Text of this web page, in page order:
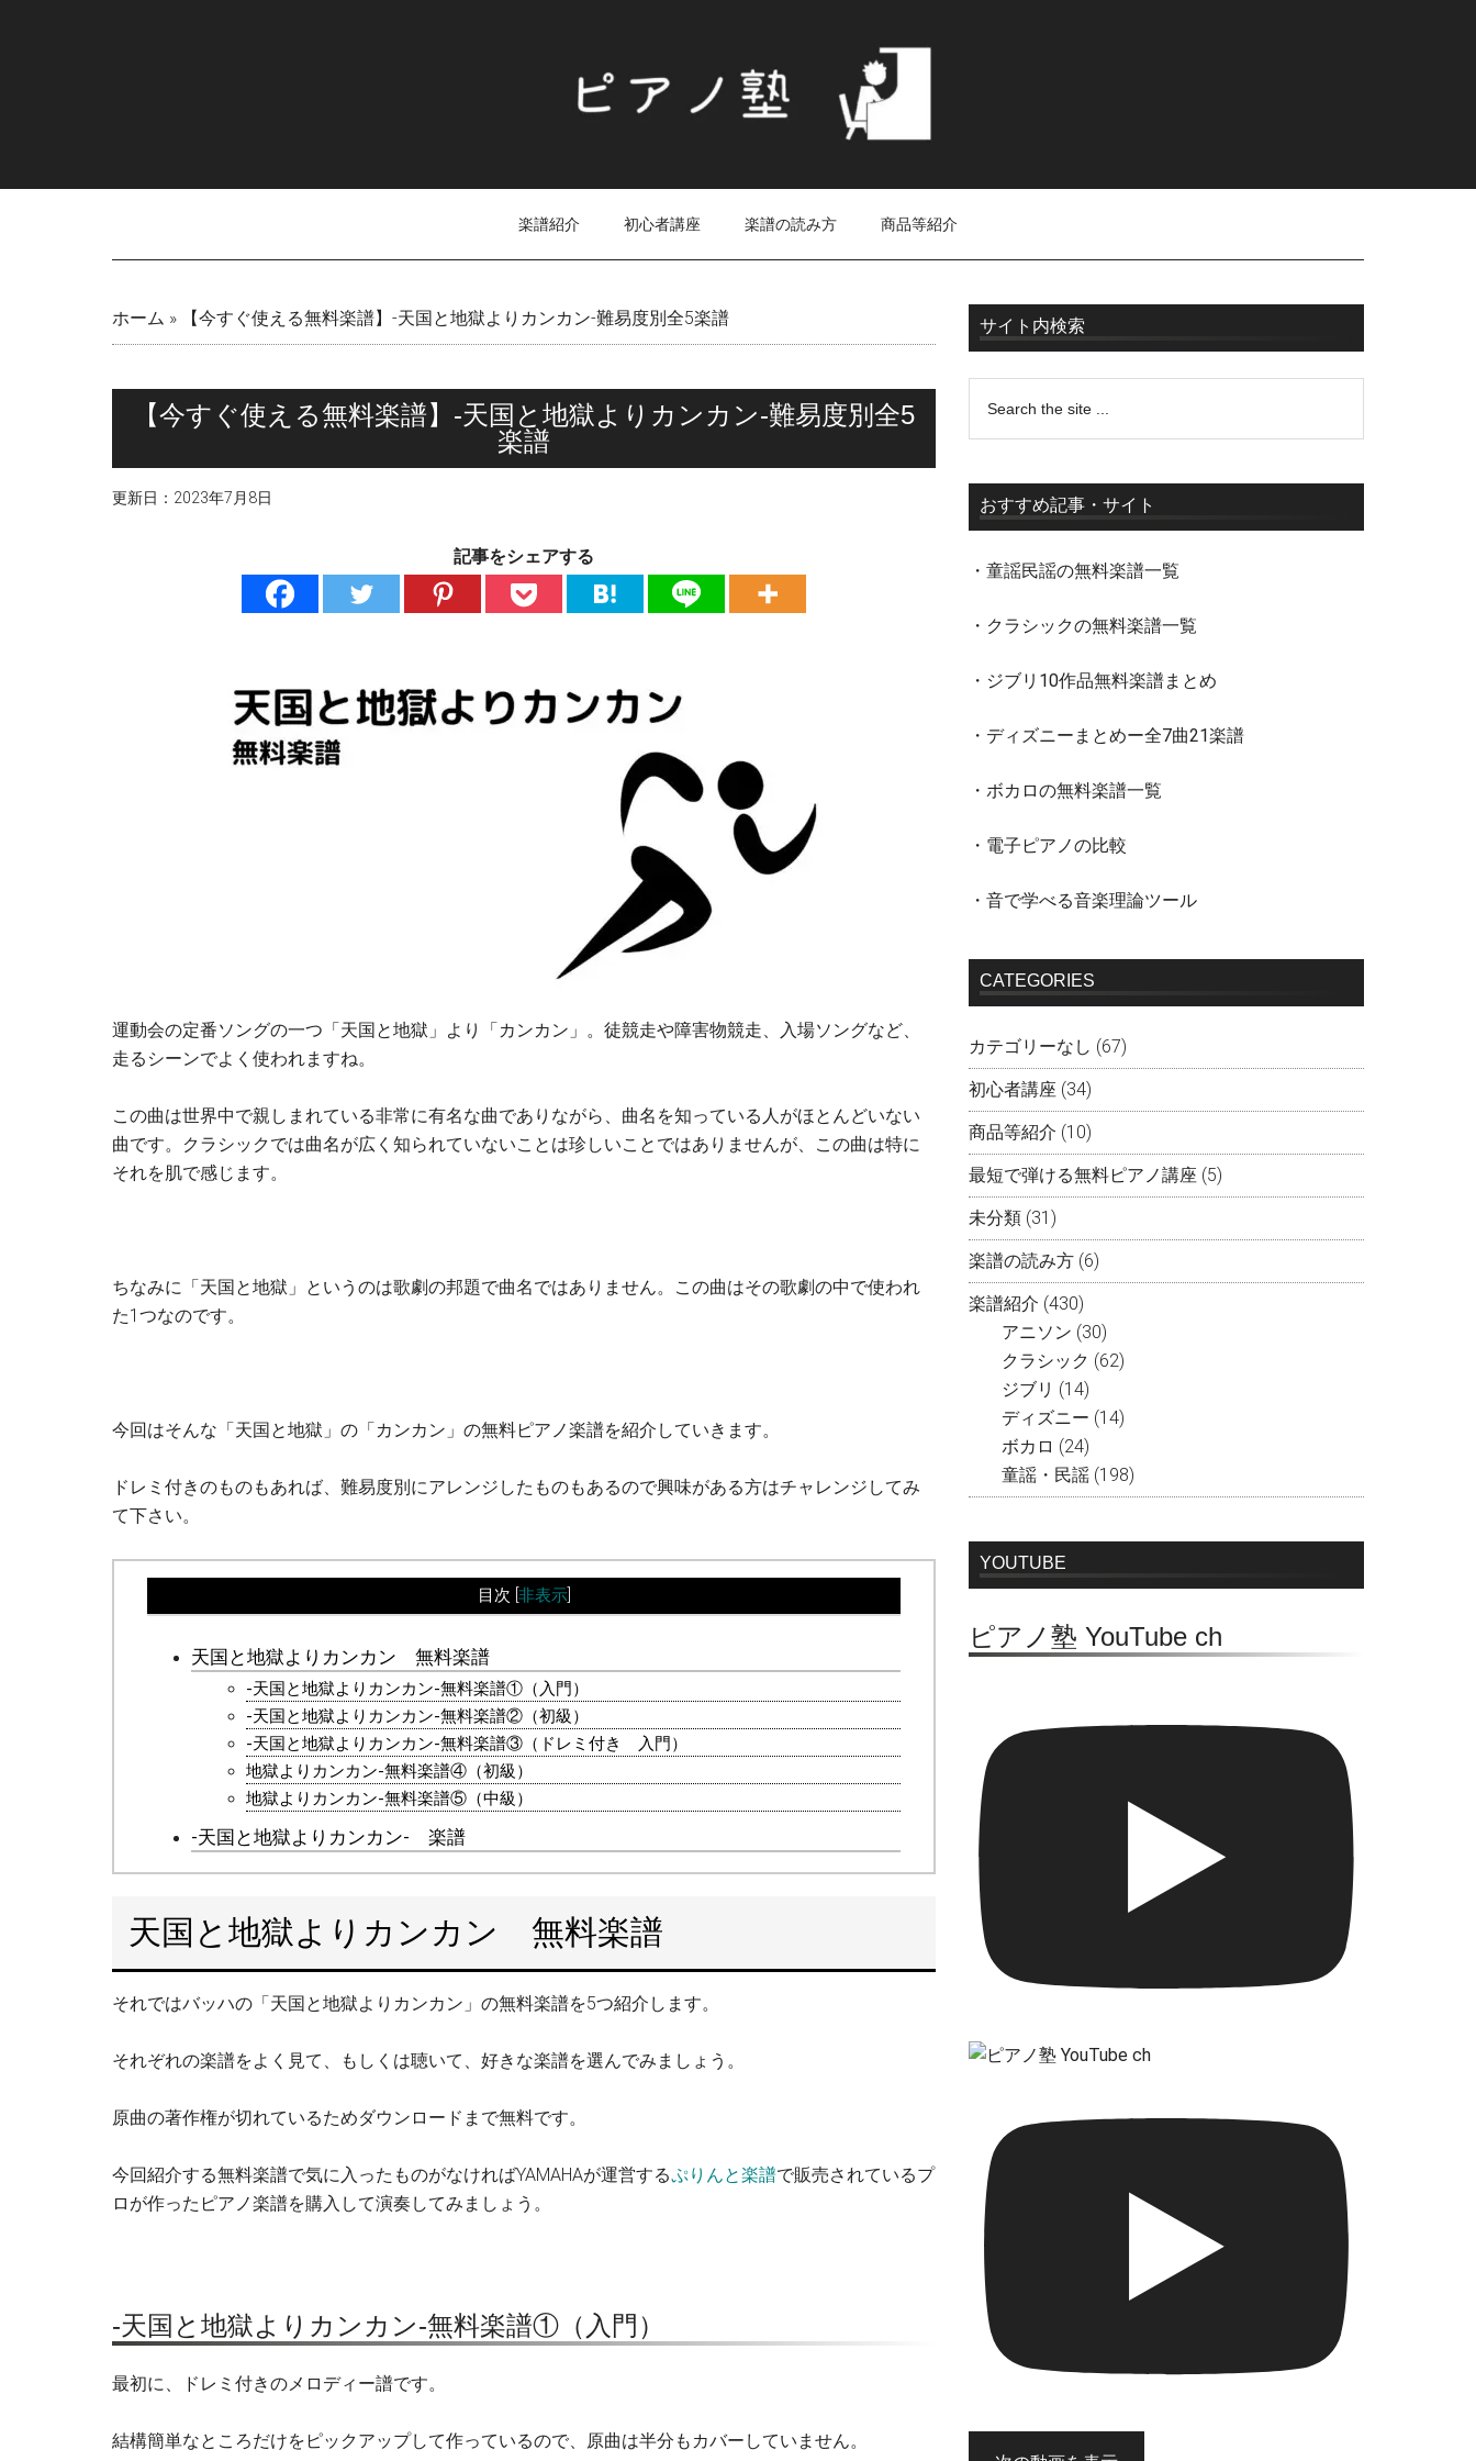
楽譜紹介 初心者講座 楽譜の読み方 商品等紹介
ホーム » 【今すぐ使える無料楽譜】-天国と地獄よりカンカン-難易度別全5楽譜
【今すぐ使える無料楽譜】-天国と地獄よりカンカン-難易度別全5
楽譜
更新日： 2023年7月8日
記事をシェアする
運動会の定番ソングの一つ「天国と地獄」より「カンカン」。徒競走や障害物競走、入場ソングなど、
走るシーンでよく使われますね。
この曲は世界中で親しまれている非常に有名な曲でありながら、曲名を知っている人がほとんどいない
曲です。クラシックでは曲名が広く知られていないことは珍しいことではありませんが、この曲は特に
それを肌で感じます。
ちなみに「天国と地獄」というのは歌劇の邦題で曲名ではありません。この曲はその歌劇の中で使われ
た1つなのです。
今回はそんな「天国と地獄」の「カンカン」の無料ピアノ楽譜を紹介していきます。
ドレミ付きのものもあれば、難易度別にアレンジしたものもあるので興味がある方はチャレンジしてみ
て下さい。
目次 非表示]
天国と地獄よりカンカン 無料楽譜
-天国と地獄よりカンカン-無料楽譜①（入門）
-天国と地獄よりカンカン-無料楽譜②（初級）
-天国と地獄よりカンカン-無料楽譜③（ドレミ付き 入門）
地獄よりカンカン-無料楽譜④（初級）
地獄よりカンカン-無料楽譜⑤（中級）
-天国と地獄よりカンカン- 楽譜
天国と地獄よりカンカン 無料楽譜
それではバッハの「天国と地獄よりカンカン」の無料楽譜を5つ紹介します。
それぞれの楽譜をよく見て、もしくは聴いて、好きな楽譜を選んでみましょう。
原曲の著作権が切れているためダウンロードまで無料です。
今回紹介する無料楽譜で気に入ったものがなければYAMAHAが運営するぷりんと楽譜で販売されているプ
ロが作ったピアノ楽譜を購入して演奏してみましょう。
-天国と地獄よりカンカン-無料楽譜①（入門）
最初に、ドレミ付きのメロディー譜です。
結構簡単なところだけをピックアップして作っているので、原曲は半分もカバーしていません。
サイト内検索
おすすめ記事・サイト
・童謡民謡の無料楽譜一覧
・クラシックの無料楽譜一覧
・ジブリ10作品無料楽譜まとめ
・ディズニーまとめー全7曲21楽譜
・ボカロの無料楽譜一覧
・電子ピアノの比較
・音で学べる音楽理論ツール
CATEGORIES
カテゴリーなし (67)
初心者講座 (34)
商品等紹介 (10)
最短で弾ける無料ピアノ講座 (5)
未分類 (31)
楽譜の読み方 (6)
楽譜紹介 (430)
アニソン (30)
クラシック (62)
ジブリ (14)
ディズニー (14)
ボカロ (24)
童謡・民謡 (198)
YOUTUBE
ピアノ塾 YouTube ch